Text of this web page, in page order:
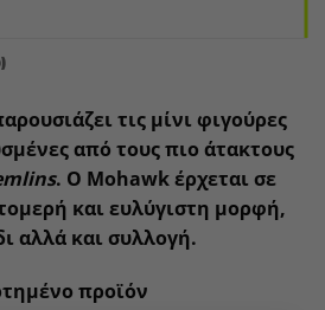
τις μίνι φιγούρες
από τους πιο άτακτους
. Ο Mohawkέρχεται σε
και ευλύγιστη μορφή,
αλλά και συλλογή.
προϊόν